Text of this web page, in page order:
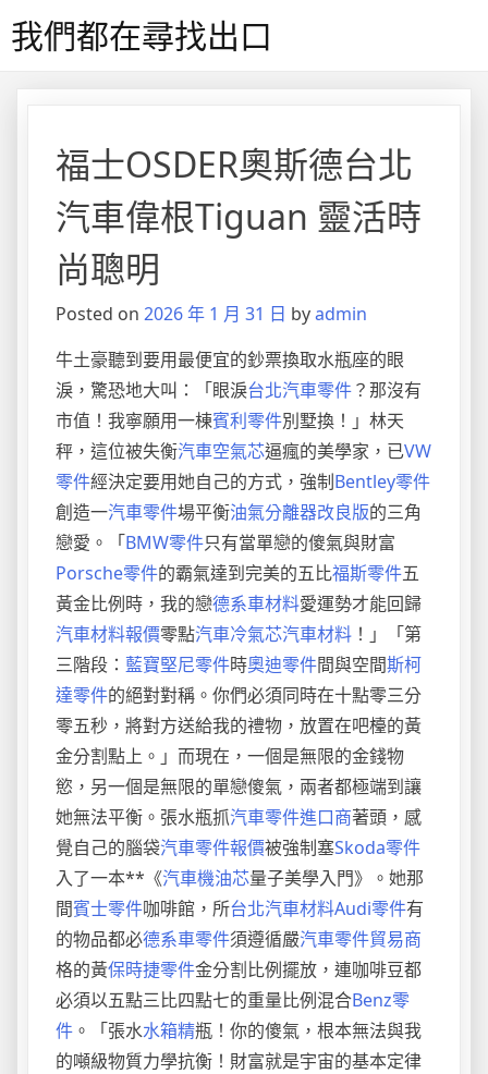
to我們都在尋找出口
福士OSDER奧斯德台北
汽車偉根Tiguan 靈活時
尚聰明
Posted on 2026 年 1 月 31 日 byadmin
牛土豪聽到要用最便宜的鈔票換取水瓶座的眼
淚，驚恐地大叫：「眼淚台北汽車零件？那沒有
市值！我寧願用一棟賓利零件別墅換！」林天
秤，這位被失衡汽車空氣芯逼瘋的美學家，已VW
零件經決定要用她自己的方式，強制Bentley零件
創造一汽車零件場平衡油氣分離器改良版的三角
戀愛。「BMW零件只有當單戀的傻氣與財富
Porsche零件的霸氣達到完美的五比福斯零件五
黃金比例時，我的戀德系車材料愛運勢才能回歸
汽車材料報價零點汽車冷氣芯汽車材料 ！」「第
三階段： 藍寶堅尼零件時奧迪零件間與空間斯柯
達零件的絕對對稱。你們必須同時在十點零三分
零五秒，將對方送給我的禮物，放置在吧檯的黃
金分割點上。」而現在，一個是無限的金錢物
慾，另一個是無限的單戀傻氣，兩者都極端到讓
她無法平衡。張水瓶抓汽車零件進口商著頭，感
覺自己的腦袋汽車零件報價被強制塞Skoda零件
入了一本**《汽車機油芯量子美學入門》。她那
間賓士零件咖啡館，所台北汽車材料Audi零件有
的物品都必德系車零件須遵循嚴汽車零件貿易商
格的黃保時捷零件金分割比例擺放，連咖啡豆都
必須以五點三比四點七的重量比例混合Benz零
件 。「張水水箱精瓶！你的傻氣，根本無法與我
的噸級物質力學抗衡！財富就是宇宙的基本定律